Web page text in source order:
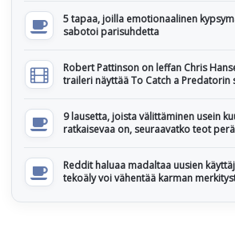
5 tapaa, joilla emotionaalinen
sabotoi parisuhdetta
Robert Pattinson on leffan Chris
traileri näyttää To Catch a Predatorin
9 lausetta, joista välittäminen usein
ratkaisevaa on, seuraavatko teot
Reddit haluaa madaltaa uusien
tekoäly voi vähentää karman